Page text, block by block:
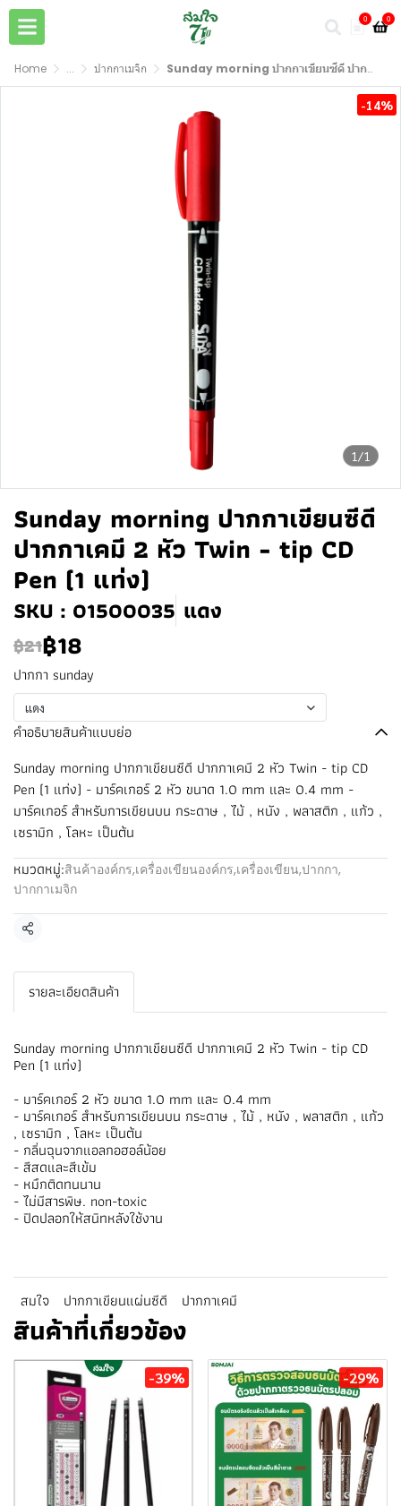
0 0
Home ... ปากกาเมจิก Sunday morning ปากกาเขียนซีดี ปากกาเคมี 2 หัว Twin - tip CD Pen (1 แท่ง)
1/1
-14%
Sunday morning ปากกาเขียนซีดี
ปากกาเคมี 2 หัว Twin - tip CD
Pen (1 แท่ง)
SKU : 01500035 แดง
฿21฿18
ปากกา sunday
แดง
คำอธิบายสินค้าแบบย่อ
Sunday morning ปากกาเขียนซีดี ปากกาเคมี 2 หัว Twin - tip CD
Pen (1 แท่ง) - มาร์คเกอร์ 2 หัว ขนาด 1.0 mm และ 0.4 mm -
มาร์คเกอร์ สำหรับการเขียนบน กระดาษ , ไม้ , หนัง , พลาสติก , แก้ว ,
เซรามิก , โลหะ เป็นต้น
หมวดหมู่:สินค้าองค์กร,เครื่องเขียนองค์กร,เครื่องเขียน,ปากกา,
ปากกาเมจิก
แชร์
รายละเอียดสินค้า
Sunday morning ปากกาเขียนซีดี ปากกาเคมี 2 หัว Twin - tip CD
Pen (1 แท่ง)
- มาร์คเกอร์ 2 หัว ขนาด 1.0 mm และ 0.4 mm
- มาร์คเกอร์ สำหรับการเขียนบน กระดาษ , ไม้ , หนัง , พลาสติก , แก้ว
, เซรามิก , โลหะ เป็นต้น
- กลิ่นฉุนจากแอลกอฮอล์น้อย
- สีสดและสีเข้ม
- หมึกติดทนนาน
- ไม่มีสารพิษ. non-toxic
- ปิดปลอกให้สนิทหลังใช้งาน
สมใจ ปากกาเขียนแผ่นซีดี ปากกาเคมี
สินค้าที่เกี่ยวข้อง
-39% -29%